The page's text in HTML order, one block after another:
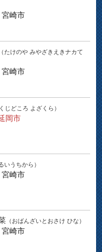
宮崎市
（たけのや みやざきえきナカて
宮崎市
じどころ よざくら）
岡市
いうちから）
宮崎市
（おばんざいとおさけ ひな）
宮崎市